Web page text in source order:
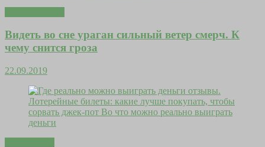
Видеть во сне ураган сильный ветер смерч. К
чему снится гроза
22.09.2019